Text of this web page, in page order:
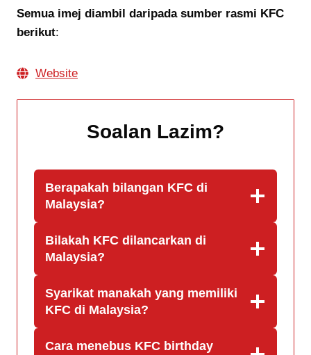
Semua imej diambil daripada sumber rasmi KFC
berikut:
Website
Soalan Lazim?
Berapakah bilangan KFC di
Malaysia?
Bilakah KFC dilancarkan di
Malaysia?
Syarikat manakah yang memiliki
KFC di Malaysia?
Cara menebus KFC birthday